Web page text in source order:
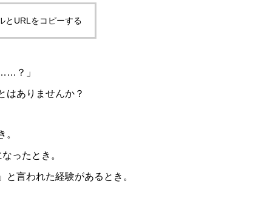
とURLをコピーする
？」
はありませんか？
。
ったとき。
言われた経験があるとき。